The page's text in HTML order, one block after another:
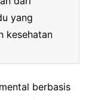
yang
kesehatan
berbasis